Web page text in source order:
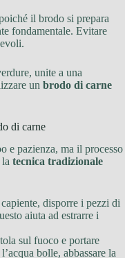
il brodo si prepara
fondamentale. Evitare
unite a una
un brodo di carne
di carne
e pazienza, ma il processo
la tecnica tradizionale
disporre i pezzi di
aiuta ad estrarre i
sul fuoco e portare
bolle, abbassare la